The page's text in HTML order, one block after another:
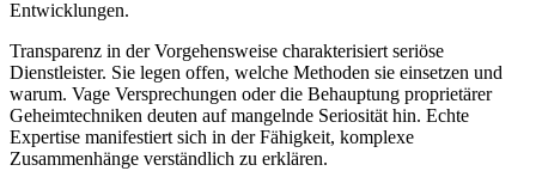
Entwicklungen.
Transparenz in der Vorgehensweise charakterisiert seriöse
Dienstleister. Sie legen offen, welche Methoden sie einsetzen und
warum. Vage Versprechungen oder die Behauptung proprietärer
Geheimtechniken deuten auf mangelnde Seriosität hin. Echte
Expertise manifestiert sich in der Fähigkeit, komplexe
Zusammenhänge verständlich zu erklären.